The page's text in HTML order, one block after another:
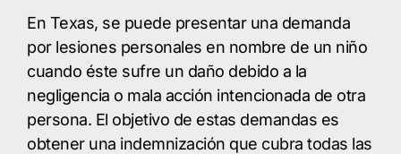
En Texas, se puede presentar una demanda
por lesiones personales en nombre de un niño
cuando éste sufre un daño debido a la
negligencia o mala acción intencionada de otra
persona. El objetivo de estas demandas es
obtener una indemnización que cubra todas las